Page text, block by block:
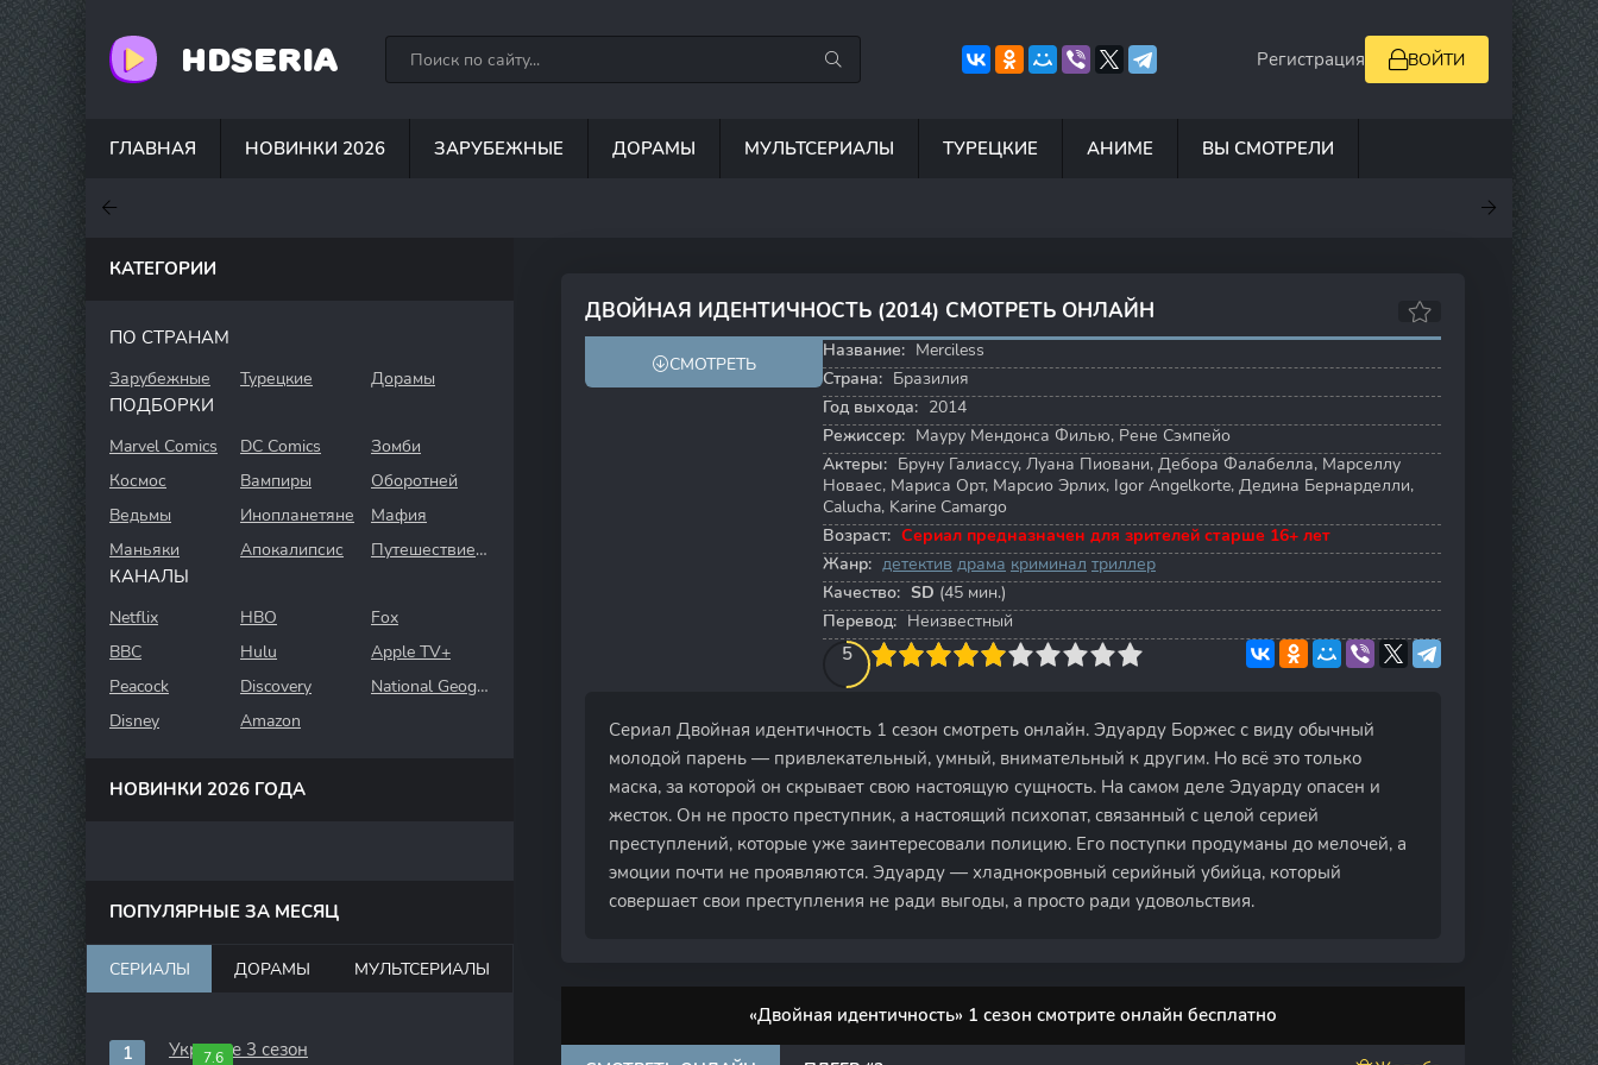
HDSERIA Регистрация ВОЙТИ
ГЛАВНАЯ НОВИНКИ 2026 ЗАРУБЕЖНЫЕ ДОРАМЫ МУЛЬТСЕРИАЛЫ ТУРЕЦКИЕ АНИМЕ ВЫ СМОТРЕЛИ
0
ДВОЙНАЯ ИДЕНТИЧНОСТЬ (2014) СМОТРЕТЬ ОНЛАЙН
7.1 7.4
СМОТРЕТЬ
Название: Merciless
Страна: Бразилия
Год выхода: 2014
Режиссер: Мауру Мендонса Филью, Рене Сэмпейо
Актеры: Бруну Галиассу, Луана Пиовани, Дебора Фалабелла, Марселлу
Новаес, Мариса Орт, Марсио Эрлих, Igor Angelkorte, Дедина Бернарделли,
Calucha, Karine Camargo
Возраст: Сериал предназначен для зрителей старше 16+ лет
Жанр: детектив драма криминал триллер
Качество: SD (45 мин.)
Перевод: Неизвестный
5
4 5 6 7 8 9 10
Сериал Двойная идентичность 1 сезон смотреть онлайн. Эдуарду Боржес с виду обычный
молодой парень — привлекательный, умный, внимательный к другим. Но всё это только
маска, за которой он скрывает свою настоящую сущность. На самом деле Эдуарду опасен и
жесток. Он не просто преступник, а настоящий психопат, связанный с целой серией
преступлений, которые уже заинтересовали полицию. Его поступки продуманы до мелочей, а
эмоции почти не проявляются. Эдуарду — хладнокровный серийный убийца, который
совершает свои преступления не ради выгоды, а просто ради удовольствия.
«Двойная идентичность» 1 сезон смотрите онлайн бесплатно
КАТЕГОРИИ
ПО СТРАНАМ
Зарубежные Турецкие Дорамы
ПОДБОРКИ
Marvel Comics DC Comics
Зомби
Космос
Вампиры
Оборотней
Ведьмы
Инопланетяне
Мафия
Маньяки
Апокалипсис Путешествие во времени
КАНАЛЫ
Netflix HBO
Fox
BBC
Hulu
Apple TV+
Peacock
Discovery
National Geographic
Disney
Amazon
НОВИНКИ 2026 ГОДА
ПОПУЛЯРНЫЕ ЗА МЕСЯЦ
СЕРИАЛЫ ДОРАМЫ МУЛЬТСЕРИАЛЫ
7.6
Укрытие 3 сезон